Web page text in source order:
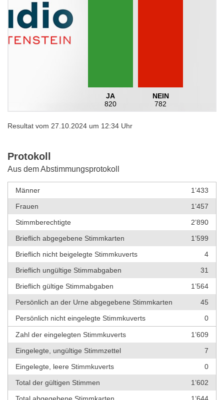
JA
820
NEIN
782
Resultat vom 27.10.2024 um 12:34 Uhr
Protokoll
Aus dem Abstimmungsprotokoll
Männer
1’433
Frauen
1’457
Stimmberechtigte
2’890
Brieflich abgegebene Stimmkarten
1’599
Brieflich nicht beigelegte Stimmkuverts
4
Brieflich ungültige Stimmabgaben
31
Brieflich gültige Stimmabgaben
1’564
Persönlich an der Urne abgegebene Stimmkarten
45
Persönlich nicht eingelegte Stimmkuverts
0
Zahl der eingelegten Stimmkuverts
1’609
Eingelegte, ungültige Stimmzettel
7
Eingelegte, leere Stimmkuverts
0
Total der gültigen Stimmen
1’602
Total abgegebene Stimmkarten
1’644